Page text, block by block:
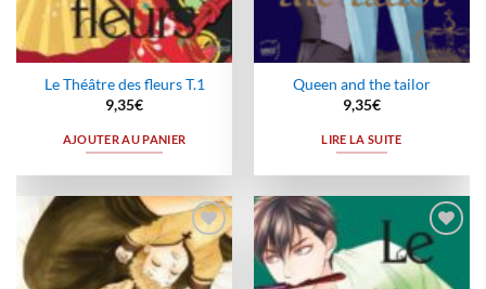
Le Théâtre des fleurs T.1
9,35€
AJOUTER AU PANIER
Queen and the tailor
9,35€
LIRE LA SUITE
Ajouter
à la
wishlist
Ajouter
à la
wishlist